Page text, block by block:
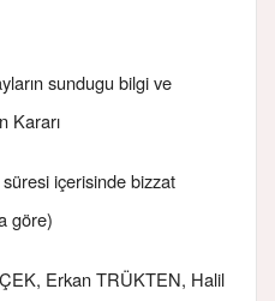
sundugu bilgi ve
Kararı
süresi içerisinde bizzat
göre)
Erkan TRÜKTEN, Halil